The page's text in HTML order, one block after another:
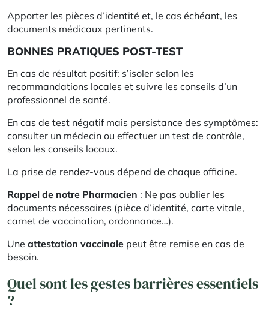
Apporter les pièces d’identité et, le cas échéant, les
documents médicaux pertinents.
BONNES PRATIQUES POST-TEST
En cas de résultat positif: s’isoler selon les
recommandations locales et suivre les conseils d’un
professionnel de santé.
En cas de test négatif mais persistance des symptômes:
consulter un médecin ou effectuer un test de contrôle,
selon les conseils locaux.
La prise de rendez-vous dépend de chaque officine.
Rappel de notre Pharmacien : Ne pas oublier les
documents nécessaires (pièce d’identité, carte vitale,
carnet de vaccination, ordonnance…).
Une attestation vaccinale peut être remise en cas de
besoin.
Quel sont les gestes barrières essentiels
?